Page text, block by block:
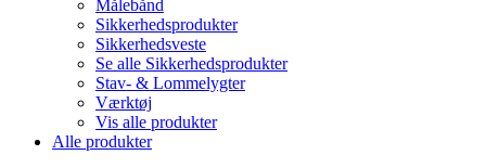
Målebånd
Sikkerhedsprodukter
Sikkerhedsveste
Se alle Sikkerhedsprodukter
Stav- & Lommelygter
Værktøj
Vis alle produkter
Alle produkter